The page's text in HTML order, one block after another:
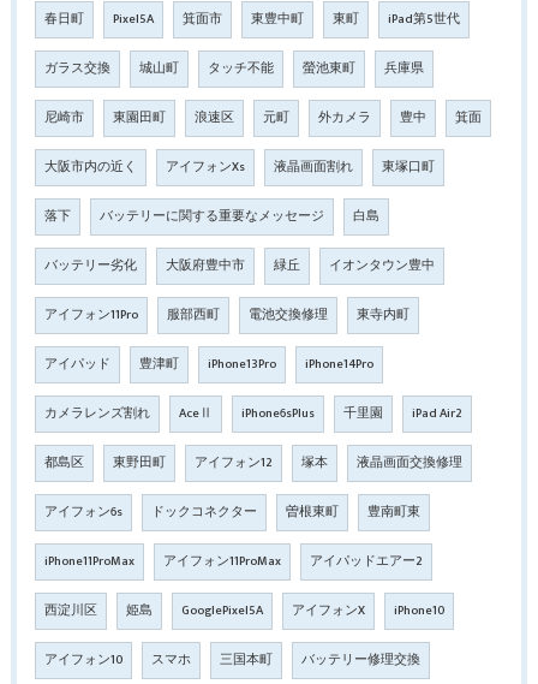
春日町 Pixel5A 箕面市 東豊中町 東町 iPad第5世代
ガラス交換 城山町 タッチ不能 螢池東町 兵庫県
尼崎市 東園田町 浪速区 元町 外カメラ 豊中 箕面
大阪市内の近く アイフォンXs 液晶画面割れ 東塚口町
落下 バッテリーに関する重要なメッセージ 白島
バッテリー劣化 大阪府豊中市 緑丘 イオンタウン豊中
アイフォン11Pro 服部西町 電池交換修理 東寺内町
アイパッド 豊津町 iPhone13Pro iPhone14Pro
カメラレンズ割れ AceⅡ iPhone6sPlus 千里園 iPad Air2
都島区 東野田町 アイフォン12 塚本 液晶画面交換修理
アイフォン6s ドックコネクター 曽根東町 豊南町東
iPhone11ProMax アイフォン11ProMax アイパッドエアー2
西淀川区 姫島 GooglePixel5A アイフォンX iPhone10
アイフォン10 スマホ 三国本町 バッテリー修理交換